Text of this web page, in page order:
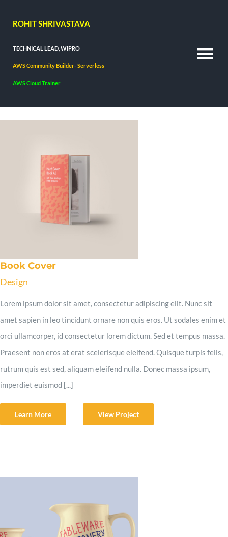
ROHIT SHRIVASTAVA
TECHNICAL LEAD, WIPRO
AWS Community Builder- Serverless
AWS Cloud Trainer
Book Cover
Design
Lorem ipsum dolor sit amet, consectetur adipiscing elit. Nunc sit
amet sapien in leo tincidunt ornare non quis eros. Ut sodales enim et
orci ullamcorper, id consectetur lorem dictum. Sed et tempus massa.
Praesent non eros at erat scelerisque eleifend. Quisque turpis felis,
rutrum quis est sed, aliquam eleifend nulla. Donec massa ipsum,
imperdiet euismod [...]
Learn More View Project